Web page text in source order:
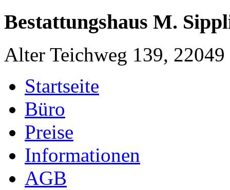
Bestattungshaus M.
Alter Teichweg 139,
Startseite
Büro
Preise
Informationen
AGB